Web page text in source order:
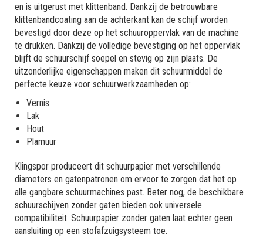
en is uitgerust met klittenband. Dankzij de betrouwbare
klittenbandcoating aan de achterkant kan de schijf worden
bevestigd door deze op het schuuroppervlak van de machine
te drukken. Dankzij de volledige bevestiging op het oppervlak
blijft de schuurschijf soepel en stevig op zijn plaats. De
uitzonderlijke eigenschappen maken dit schuurmiddel de
perfecte keuze voor schuurwerkzaamheden op:
Vernis
Lak
Hout
Plamuur
Klingspor produceert dit schuurpapier met verschillende
diameters en gatenpatronen om ervoor te zorgen dat het op
alle gangbare schuurmachines past. Beter nog, de beschikbare
schuurschijven zonder gaten bieden ook universele
compatibiliteit. Schuurpapier zonder gaten laat echter geen
aansluiting op een stofafzuigsysteem toe.